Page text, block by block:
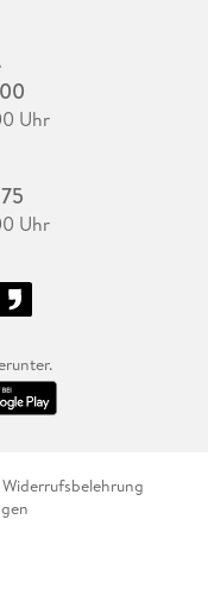
Uhr
Uhr
Widerrufsbelehrung